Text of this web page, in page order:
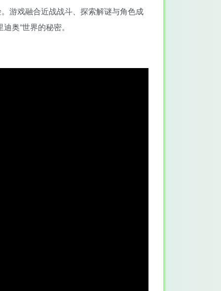
游戏融合近战战斗、探索解谜与角色成
奥”世界的秘密。